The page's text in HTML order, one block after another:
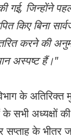
गई, जिन्होंने
किए बिना
करने की
अस्पष्ट हैं।"
के
के सभी अध्यक्षों
के भीतर